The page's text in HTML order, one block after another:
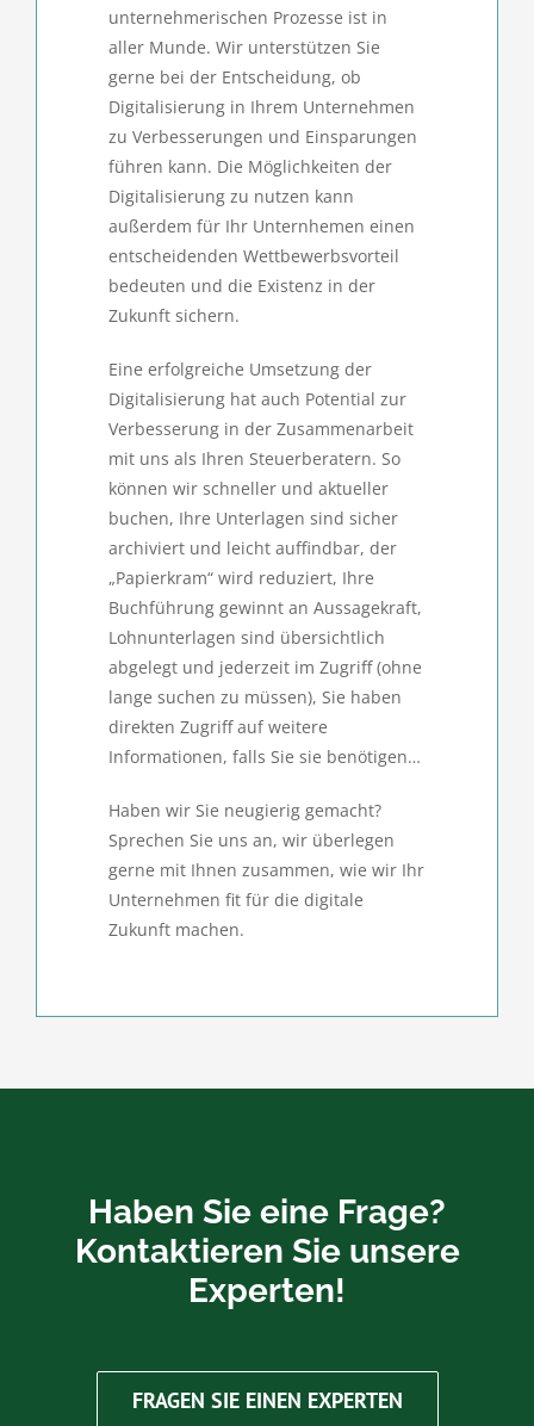
unternehmerischen Prozesse ist in
aller Munde. Wir unterstützen Sie
gerne bei der Entscheidung, ob
Digitalisierung in Ihrem Unternehmen
zu Verbesserungen und Einsparungen
führen kann. Die Möglichkeiten der
Digitalisierung zu nutzen kann
außerdem für Ihr Unternhemen einen
entscheidenden Wettbewerbsvorteil
bedeuten und die Existenz in der
Zukunft sichern.
Eine erfolgreiche Umsetzung der
Digitalisierung hat auch Potential zur
Verbesserung in der Zusammenarbeit
mit uns als Ihren Steuerberatern. So
können wir schneller und aktueller
buchen, Ihre Unterlagen sind sicher
archiviert und leicht auffindbar, der
„Papierkram“ wird reduziert, Ihre
Buchführung gewinnt an Aussagekraft,
Lohnunterlagen sind übersichtlich
abgelegt und jederzeit im Zugriff (ohne
lange suchen zu müssen), Sie haben
direkten Zugriff auf weitere
Informationen, falls Sie sie benötigen…
Haben wir Sie neugierig gemacht?
Sprechen Sie uns an, wir überlegen
gerne mit Ihnen zusammen, wie wir Ihr
Unternehmen fit für die digitale
Zukunft machen.
Haben Sie eine Frage?
Kontaktieren Sie unsere
Experten!
FRAGEN SIE EINEN EXPERTEN